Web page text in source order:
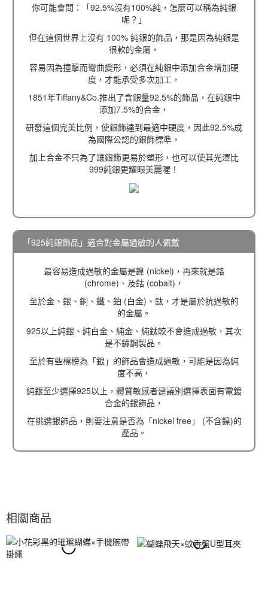
你可能會問：「92.5%沒有100%純，怎麼可以稱為純銀
呢？」
但在這個世界上沒有 100% 純銀的飾品，那是因為純銀是
很軟的金屬，
容易因為撞擊而彎曲變形，必須在純銀中添加合金增加硬
度，才能承受多次加工，
1851年Tiffany&Co.推出了含銀量92.5%的飾品，在純銀中
添加7.5%的合金，
研發這個完美比例，使銀飾達到最適中硬度，因此92.5%成
為國際公認的銀飾標準，
加上合金不只為了讓銀飾更易於塑形，也可以使其光澤比
999純銀更耀眼美麗喔！
「925純銀飾品」適合對金屬過敏的人佩戴
最容易造成過敏的金屬是鎳 (nickel)，再來就是鉻
(chrome)、及鈷 (cobalt)，
至於金、銀、銅、鐵、鉑 (白金)、鈦，才是屬於抗過敏的
的金屬。
925以上純銀、純白金、純金、純鈦較不會造成過敏，其次
是不鏽鋼製品。
至於有些標榜為「銀」的飾品會造成過敏，可能是因為純
度不高，
純銀至少選擇925以上，體質敏感者建議別選擇表面有電鍍
合金的銀飾品，
在挑選銀飾品，則要注意是否為「nickel free」 (不含鎳)的
產品。
相關商品